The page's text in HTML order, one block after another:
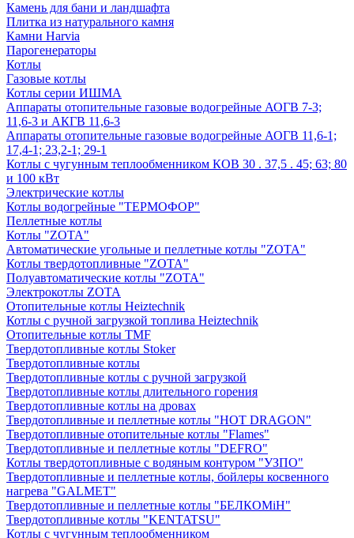
Камень для бани и ландшафта
Плитка из натурального камня
Камни Harvia
Парогенераторы
Котлы
Газовые котлы
Котлы серии ИШМА
Аппараты отопительные газовые водогрейные АОГВ 7-3;
11,6-3 и АКГВ 11,6-3
Аппараты отопительные газовые водогрейные АОГВ 11,6-1;
17,4-1; 23,2-1; 29-1
Котлы с чугунным теплообменником КОВ 30 . 37,5 . 45; 63; 80
и 100 кВт
Электрические котлы
Котлы водогрейные "ТЕРМОФОР"
Пеллетные котлы
Котлы "ZOTA"
Автоматические угольные и пеллетные котлы "ZOTA"
Котлы твердотопливные "ZOTA"
Полуавтоматические котлы "ZOTA"
Электрокотлы ZOTA
Отопительные котлы Heiztechnik
Котлы с ручной загрузкой топлива Heiztechnik
Отопительные котлы TMF
Твердотопливные котлы Stoker
Твердотопливные котлы
Твердотопливные котлы с ручной загрузкой
Твердотопливные котлы длительного горения
Твердотопливные котлы на дровах
Твердотопливные и пеллетные котлы "HOT DRAGON"
Твердотопливные отопительные котлы "Flames"
Твердотопливные и пеллетные котлы "DEFRO"
Котлы твердотопливные с водяным контуром "УЗПО"
Твердотопливные и пеллетные котлы, бойлеры косвенного
нагрева "GALMET"
Твердотопливные и пеллетные котлы "БЕЛКОМiН"
Твердотопливные котлы "KENTATSU"
Котлы с чугунным теплообменником